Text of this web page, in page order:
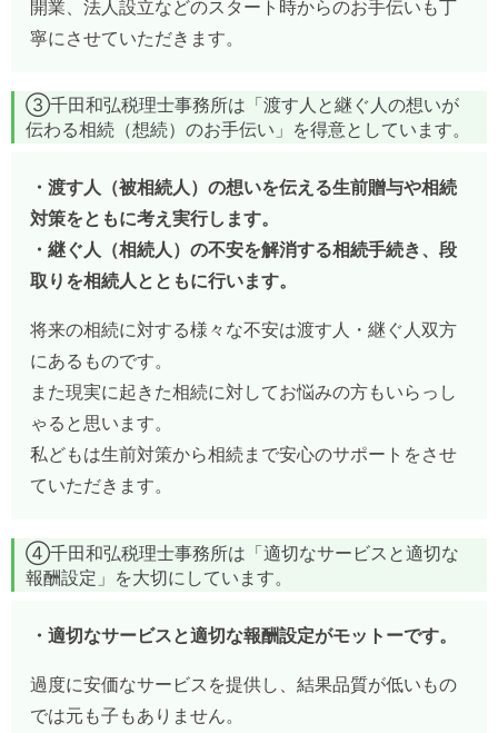
開業、法人設立などのスタート時からのお手伝いも丁
寧にさせていただきます。
③千田和弘税理士事務所は「渡す人と継ぐ人の想いが
伝わる相続（想続）のお手伝い」を得意としています。
・渡す人（被相続人）の想いを伝える生前贈与や相続
対策をともに考え実行します。
・継ぐ人（相続人）の不安を解消する相続手続き、段
取りを相続人とともに行います。
将来の相続に対する様々な不安は渡す人・継ぐ人双方
にあるものです。
また現実に起きた相続に対してお悩みの方もいらっし
ゃると思います。
私どもは生前対策から相続まで安心のサポートをさせ
ていただきます。
④千田和弘税理士事務所は「適切なサービスと適切な
報酬設定」を大切にしています。
・適切なサービスと適切な報酬設定がモットーです。
過度に安価なサービスを提供し、結果品質が低いもの
では元も子もありません。